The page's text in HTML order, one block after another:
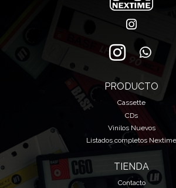
PRODUCTO
Cassette
CDs
Vinilos Nuevos
Listados completos Nextime
TIENDA
Contacto